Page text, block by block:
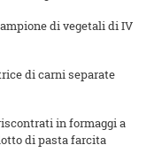
di vegetali di IV
di carni separate
in formaggi a
di pasta farcita